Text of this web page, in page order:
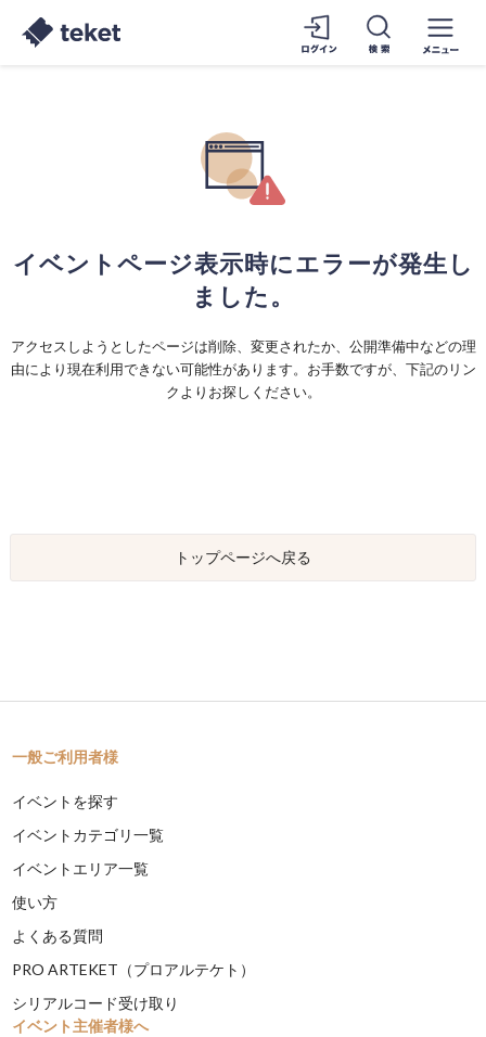
イベントページ表示時にエラーが発生し
ました。
アクセスしようとしたページは削除、変更されたか、公開準備中などの理
由により現在利用できない可能性があります。お手数ですが、下記のリン
クよりお探しください。
トップページへ戻る
一般ご利用者様
イベントを探す
イベントカテゴリ一覧
イベントエリア一覧
使い方
よくある質問
PRO ARTEKET（プロアルテケト）
シリアルコード受け取り
イベント主催者様へ